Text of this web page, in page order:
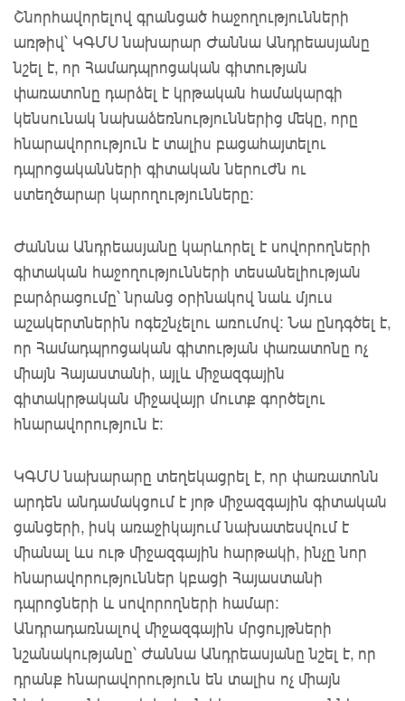
Շնորհավորելով գրանցած հաջողությունների
առթիվ՝ ԿԳՄՍ նախարար Ժաննա Անդրեասյանը
նշել է, որ Համադպրոցական գիտության
փառատոնը դարձել է կրթական համակարգի
կենսունակ նախաձեռնություններից մեկը, որը
հնարավորություն է տալիս բացահայտելու
դպրոցականների գիտական ներուժն ու
ստեղծարար կարողությունները։
Ժաննա Անդրեասյանը կարևորել է սովորողների
գիտական հաջողությունների տեսանելիության
բարձրացումը՝ նրանց օրինակով նաև մյուս
աշակերտներին ոգեշնչելու առումով։ Նա ընդգծել է,
որ Համադպրոցական գիտության փառատոնը ոչ
միայն Հայաստանի, այլև միջազգային
գիտակրթական միջավայր մուտք գործելու
հնարավորություն է։
ԿԳՄՍ նախարարը տեղեկացրել է, որ փառատոնն
արդեն անդամակցում է յոթ միջազգային գիտական
ցանցերի, իսկ առաջիկայում նախատեսվում է
միանալ ևս ութ միջազգային հարթակի, ինչը նոր
հնարավորություններ կբացի Հայաստանի
դպրոցների և սովորողների համար։
Անդրադառնալով միջազգային մրցույթների
նշանակությանը՝ Ժաննա Անդրեասյանը նշել է, որ
դրանք հնարավորություն են տալիս ոչ միայն